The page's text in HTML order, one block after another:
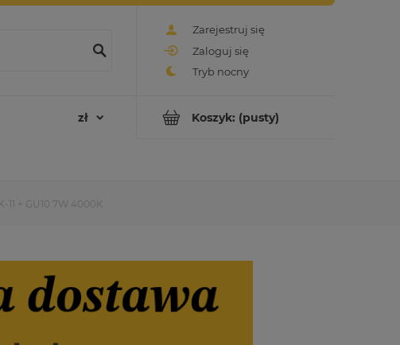
Zarejestruj się
Zaloguj się
Koszyk: (pusty)
+ GU10 7W 4000K